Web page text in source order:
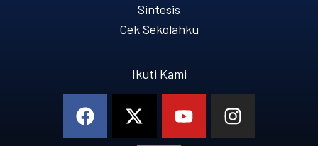
Sintesis
Cek Sekolahku
Ikuti Kami